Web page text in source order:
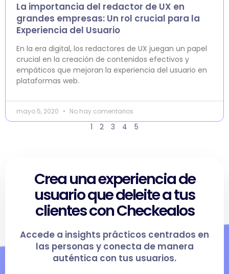
La importancia del redactor de UX en
grandes empresas: Un rol crucial para la
Experiencia del Usuario
En la era digital, los redactores de UX juegan un papel
crucial en la creación de contenidos efectivos y
empáticos que mejoran la experiencia del usuario en
plataformas web.
mayo 5, 2020 No hay comentarios
1 2 3 4 5
Crea una experiencia de
usuario que deleite a tus
clientes con Checkealos
Accede a insights prácticos centrados en
las personas y conecta de manera
auténtica con tus usuarios.